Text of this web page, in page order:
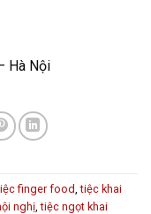
Hà Nội
finger food ,tiệc khai
nghị ,tiệc ngọt khai